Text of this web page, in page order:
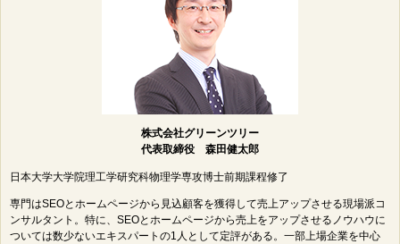
株式会社グリーンツリー
代表取締役 森田健太郎
日本大学大学院理工学研究科物理学専攻博士前期課程修了
専門はSEOとホームページから見込顧客を獲得して売上アップさせる現場派コ
ンサルタント。特に、SEOとホームページから売上をアップさせるノウハウに
ついては数少ないエキスパートの1人として定評がある。一部上場企業を中心